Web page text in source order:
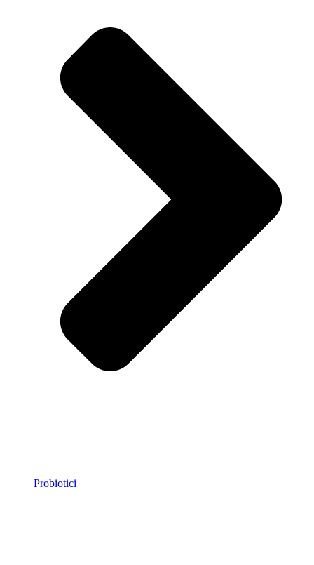
Probiotici